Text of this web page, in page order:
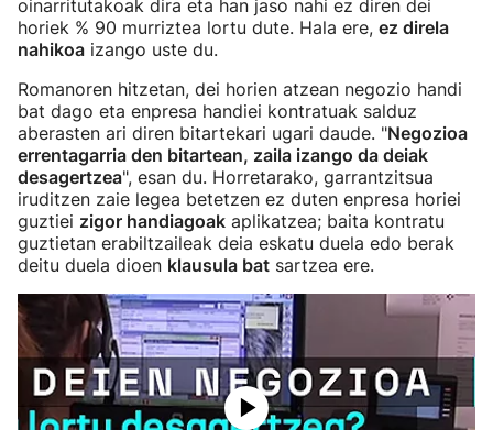
oinarritutakoak dira eta han jaso nahi ez diren dei
horiek % 90 murriztea lortu dute. Hala ere, ez direla
nahikoa izango uste du.
Romanoren hitzetan, dei horien atzean negozio handi
bat dago eta enpresa handiei kontratuak salduz
aberasten ari diren bitartekari ugari daude. "Negozioa
errentagarria den bitartean, zaila izango da deiak
desagertzea", esan du. Horretarako, garrantzitsua
iruditzen zaie legea betetzen ez duten enpresa horiei
guztiei zigor handiagoak aplikatzea; baita kontratu
guztietan erabiltzaileak deia eskatu duela edo berak
deitu duela dioen klausula bat sartzea ere.